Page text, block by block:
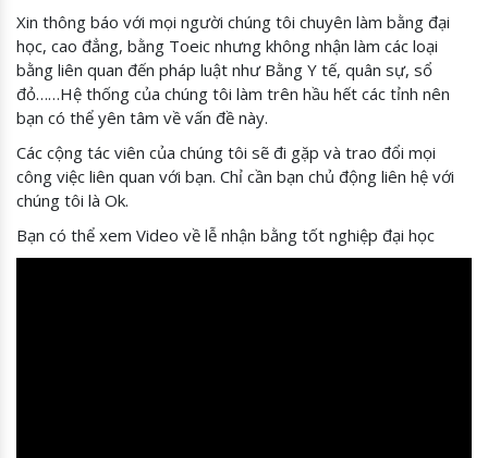
Xin thông báo với mọi người chúng tôi chuyên làm bằng đại
học, cao đẳng, bằng Toeic nhưng không nhận làm các loại
bằng liên quan đến pháp luật như Bằng Y tế, quân sự, sổ
đỏ……Hệ thống của chúng tôi làm trên hầu hết các tỉnh nên
bạn có thể yên tâm về vấn đề này.
Các cộng tác viên của chúng tôi sẽ đi gặp và trao đổi mọi
công việc liên quan với bạn. Chỉ cần bạn chủ động liên hệ với
chúng tôi là Ok.
Bạn có thể xem Video về lễ nhận bằng tốt nghiệp đại học